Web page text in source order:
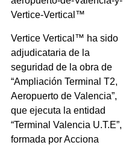
Vertice Vertical™ ha sido
adjudicataria de la
seguridad de la obra de
“Ampliación Terminal T2,
Aeropuerto de Valencia”,
que ejecuta la entidad
“Terminal Valencia U.T.E”,
formada por Acciona